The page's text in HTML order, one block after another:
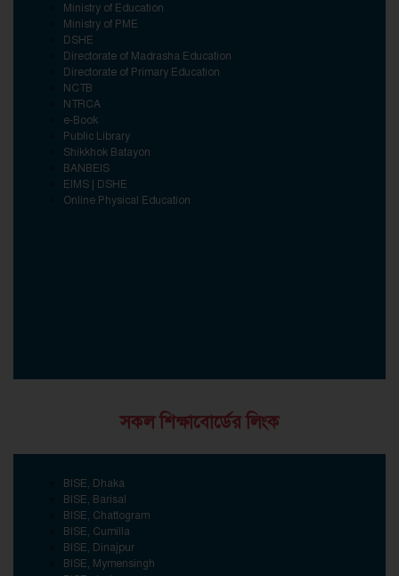
Ministry of Education
Ministry of PME
DSHE
Directorate of Madrasha Education
Directorate of Primary Education
NCTB
NTRCA
e-Book
Public Library
Shikkhok Batayon
BANBEIS
EIMS | DSHE
Online Physical Education
সকল শিক্ষাবোর্ডের লিংক
BISE, Dhaka
BISE, Barisal
BISE, Chattogram
BISE, Cumilla
BISE, Dinajpur
BISE, Mymensingh